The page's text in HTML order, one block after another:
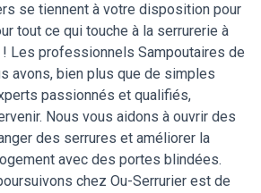
se tiennent à votre disposition pour
tout ce qui touche à la serrurerie à
Les professionnels Sampoutaires de
avons, bien plus que de simples
passionnés et qualifiés,
Nous vous aidons à ouvrir des
des serrures et améliorer la
avec des portes blindées.
chez Ou-Serrurier est de